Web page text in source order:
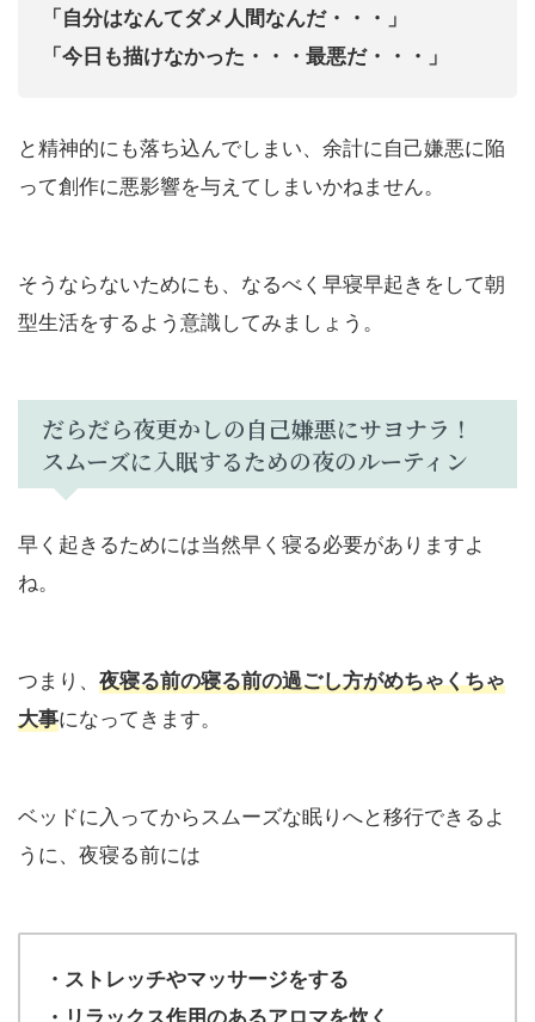
「自分はなんてダメ人間なんだ・・・」
「今日も描けなかった・・・最悪だ・・・」
と精神的にも落ち込んでしまい、余計に自己嫌悪に陥
って創作に悪影響を与えてしまいかねません。
そうならないためにも、なるべく早寝早起きをして朝
型生活をするよう意識してみましょう。
だらだら夜更かしの自己嫌悪にサヨナラ！
スムーズに入眠するための夜のルーティン
早く起きるためには当然早く寝る必要がありますよ
ね。
つまり、 夜寝る前の寝る前の過ごし方がめちゃくちゃ
大事になってきます。
ベッドに入ってからスムーズな眠りへと移行できるよ
うに、夜寝る前には
・ストレッチやマッサージをする
・リラックス作用のあるアロマを炊く